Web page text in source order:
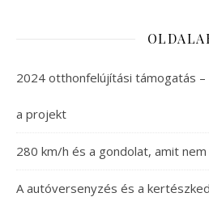
2024 otthonfelújítási támogatás
a projekt
280 km/h és a gondolat, amit
A autóversenyzés és a